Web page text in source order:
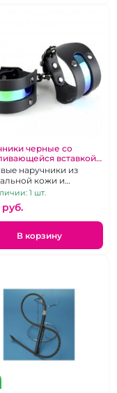
черные со
вставкой
наручники из
кожи и
яркой
вставкой
1 шт.
pуб.
В корзину